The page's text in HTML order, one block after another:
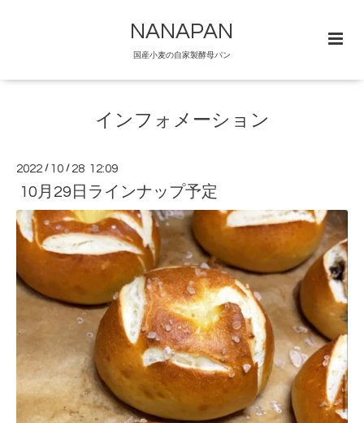
NANAPAN
国産小麦の自家製酵母パン
インフォメーション
2022 / 10 / 28 12:09
10月29日ラインナップ予定